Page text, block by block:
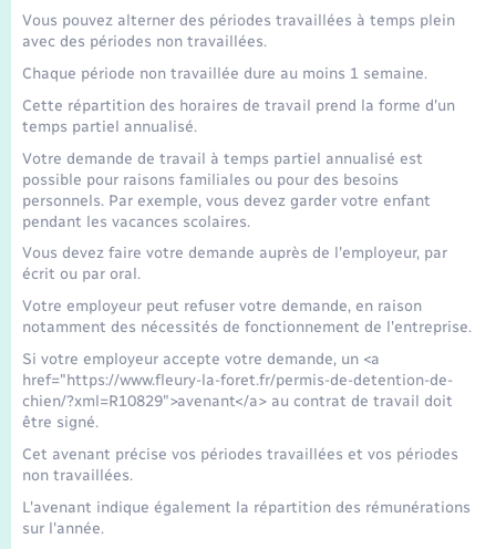
Seniors
Transports
Voirie et espace public
Vous pouvez alterner des périodes travaillées à temps plein
avec des périodes non travaillées.
Chaque période non travaillée dure au moins 1 semaine.
Cette répartition des horaires de travail prend la forme d'un
temps partiel annualisé.
Votre demande de travail à temps partiel annualisé est
possible pour raisons familiales ou pour des besoins
personnels. Par exemple, vous devez garder votre enfant
pendant les vacances scolaires.
Vous devez faire votre demande auprès de l'employeur, par
écrit ou par oral.
Votre employeur peut refuser votre demande, en raison
notamment des nécessités de fonctionnement de l'entreprise.
Si votre employeur accepte votre demande, un <a
href="https://www.fleury-la-foret.fr/permis-de-detention-de-
chien/?xml=R10829">avenant</a> au contrat de travail doit
être signé.
Cet avenant précise vos périodes travaillées et vos périodes
non travaillées.
L'avenant indique également la répartition des rémunérations
sur l'année.